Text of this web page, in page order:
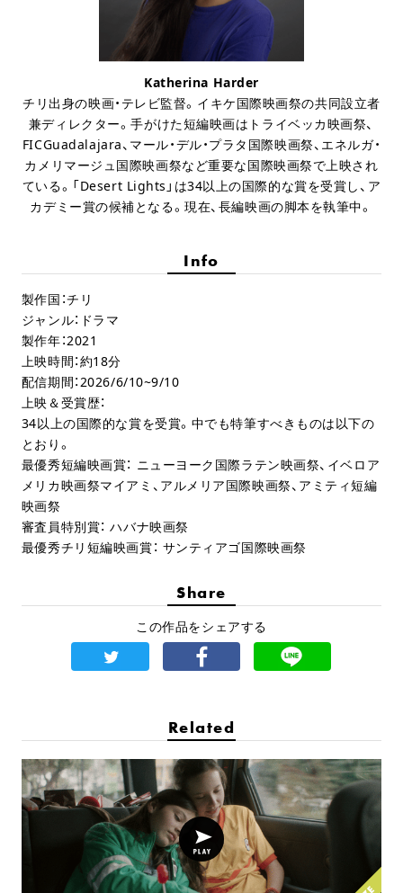
Katherina Harder
チリ出身の映画・テレビ監督。イキケ国際映画祭の共同設立者
兼ディレクター。手がけた短編映画はトライベッカ映画祭、
FICGuadalajara、マール・デル・プラタ国際映画祭、エネルガ・
カメリマージュ国際映画祭など重要な国際映画祭で上映され
ている。「Desert Lights」は34以上の国際的な賞を受賞し、ア
カデミー賞の候補となる。現在、長編映画の脚本を執筆中。
Info
製作国：チリ
ジャンル：ドラマ
製作年：2021
上映時間：約18分
配信期間：2026/6/10~9/10
上映＆受賞歴：
34以上の国際的な賞を受賞。中でも特筆すべきものは以下の
とおり。
最優秀短編映画賞： ニューヨーク国際ラテン映画祭、イベロア
メリカ映画祭マイアミ、アルメリア国際映画祭、アミティ短編
映画祭
審査員特別賞： ハバナ映画祭
最優秀チリ短編映画賞： サンティアゴ国際映画祭
Share
この作品をシェアする
Related